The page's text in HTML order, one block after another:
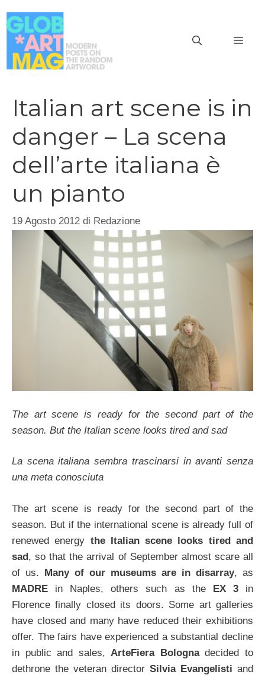
al
contenuto
Italian art scene is in
danger – La scena
dell’arte italiana è
un pianto
19 Agosto 2012 di Redazione
The art scene is ready for the second part of the
season. But the Italian scene looks tired and sad
La scena italiana sembra trascinarsi in avanti senza
una meta conosciuta
The art scene is ready for the second part of the
season. But if the international scene is already full of
renewed energy the Italian scene looks tired and
sad, so that the arrival of September almost scare all
of us. Many of our museums are in disarray, as
MADRE in Naples, others such as the EX 3in
Florence finally closed its doors. Some art galleries
have closed and many have reduced their exhibitions
offer. The fairs have experienced a substantial decline
in public and sales, ArteFiera Bolognadecided to
dethrone the veteran director Silvia Evangelisti and